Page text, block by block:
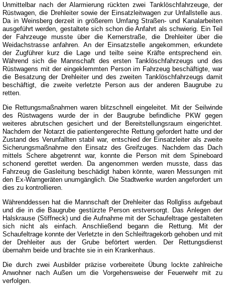
Unmittelbar nach der Alarmierung rückten zwei Tanklöschfahrzeuge, der
Rüstwagen, die Drehleiter sowie der Einsatzleitwagen zur Unfallstelle aus.
Da in Weinsberg derzeit in größerem Umfang Straßen- und Kanalarbeiten
ausgeführt werden, gestaltete sich schon die Anfahrt als schwierig. Ein Teil
der Fahrzeuge musste über die Kernerstraße, die Drehleiter über die
Weidachstrasse anfahren. An der Einsatzstelle angekommen, erkundete
der Zugführer kurz die Lage und teilte seine Kräfte entsprechend ein.
Während sich die Mannschaft des ersten Tanklöschfahrzeugs und des
Rüstwagens mit der eingeklemmten Person im Fahrzeug beschäftigte, war
die Besatzung der Drehleiter und des zweiten Tanklöschfahrzeugs damit
beschäftigt, die zweite verletzte Person aus der anderen Baugrube zu
retten.
Die Rettungsmaßnahmen waren blitzschnell eingeleitet. Mit der Seilwinde
des Rüstwagens wurde der in der Baugrube befindliche PKW gegen
weiteres abrutschen gesichert und der Bereitstellungsraum eingerichtet.
Nachdem der Notarzt die patientengerechte Rettung gefordert hatte und der
Zustand des Verunfallten stabil war, entschied der Einsatzleiter als zweite
Sicherungsmaßnahme den Einsatz des Greifzuges. Nachdem das Dach
mittels Schere abgetrennt war, konnte die Person mit dem Spineboard
schonend gerettet werden. Da angenommen werden musste, dass das
Fahrzeug die Gasleitung beschädigt haben könnte, waren Messungen mit
den Ex-Warngeräten unumgänglich. Die Stadtwerke wurden angefordert um
dies zu kontrollieren.
Währenddessen hat die Mannschaft der Drehleiter das Rollgliss aufgebaut
und die in die Baugrube gestürzte Person erstversorgt. Das Anlegen der
Halskrause (Stiffneck) und die Aufnahme mit der Schaufeltrage gestalteten
sich nicht als einfach. Anschließend begann die Rettung. Mit der
Schaufeltrage konnte der Verletzte in den Schleiftragekorb gehoben und mit
der Drehleiter aus der Grube beförtert werden. Der Rettungsdienst
übernahm beide und brachte sie in ein Krankenhaus.
Die durch zwei Ausbilder präzise vorbereitete Übung lockte zahlreiche
Anwohner nach Außen um die Vorgehensweise der Feuerwehr mit zu
verfolgen.